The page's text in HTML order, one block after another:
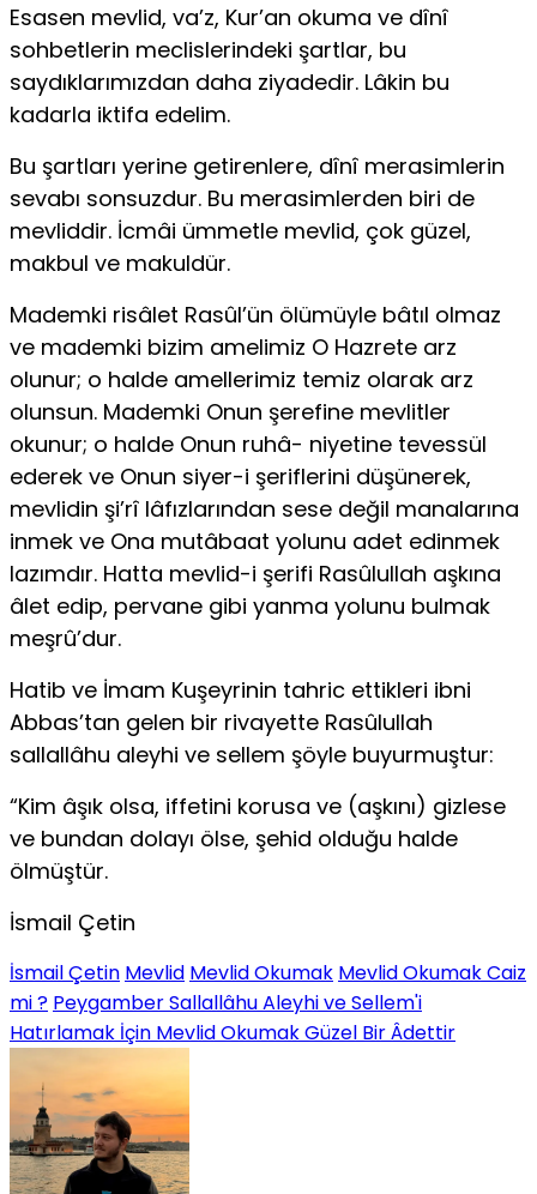
Esasen mevlid, va’z, Kur’an okuma ve dînî
sohbetlerin meclislerin­deki şartlar, bu
saydıklarımızdan daha ziyadedir. Lâkin bu
kadarla iktifa edelim.
Bu şartları yerine getirenlere, dînî merasimlerin
sevabı sonsuzdur. Bu merasimlerden biri de
mevliddir. İcmâi ümmetle mevlid, çok güzel,
makbul ve makuldür.
Mademki risâlet Rasûl’ün ölümüyle bâtıl olmaz
ve mademki bizim amelimiz O Hazrete arz
olunur; o halde amellerimiz temiz olarak arz
olunsun. Mademki Onun şerefine mevlitler
okunur; o halde Onun ruhâ- niyetine tevessül
ederek ve Onun siyer-i şeriflerini düşünerek,
mevlidin şi’rî lâfızlarından sese değil manalarına
inmek ve Ona mutâbaat yolunu adet edinmek
lazımdır. Hatta mevlid-i şerifi Rasûlullah aşkına
âlet edip, pervane gibi yanma yolunu bulmak
meşrû’dur.
Hatib ve İmam Kuşeyrinin tahric ettikleri ibni
Abbas’tan gelen bir rivayette Rasûlullah
sallallâhu aleyhi ve sellem şöyle buyurmuştur:
“Kim âşık olsa, iffetini korusa ve (aşkını) gizlese
ve bundan dolayı ölse, şehid olduğu halde
ölmüştür.
İsmail Çetin
İsmail Çetin Mevlid Mevlid Okumak Mevlid Okumak Caiz
mi ? Peygamber Sallallâhu Aleyhi ve Sellem'i
Hatırlamak İçin Mevlid Okumak Güzel Bir Âdettir